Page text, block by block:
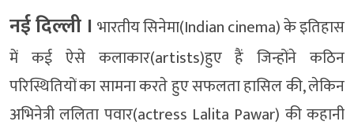
नई दिल्ली । भारतीय सिनेमा(Indian cinema) के इतिहास
में कई ऐसे कलाकार(artists)हुए हैं जिन्होंने कठिन
परिस्थितियों का सामना करते हुए सफलता हासिल की, लेकिन
अभिनेत्री ललिता पवार(actress Lalita Pawar) की कहानी